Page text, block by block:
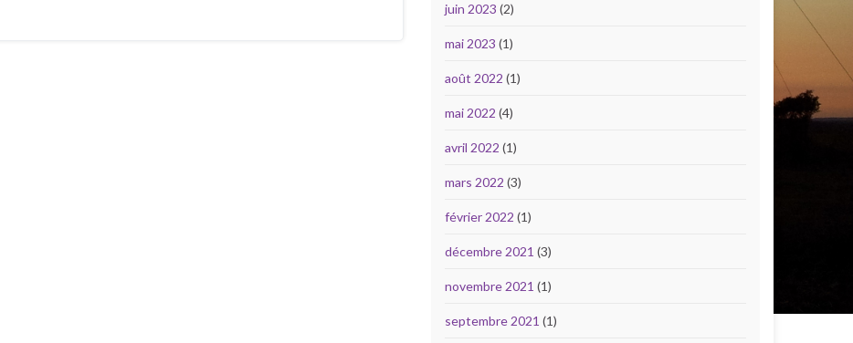
juin 2023 (2)
mai 2023 (1)
août 2022 (1)
mai 2022 (4)
avril 2022 (1)
mars 2022 (3)
février 2022 (1)
décembre 2021 (3)
novembre 2021 (1)
septembre 2021 (1)